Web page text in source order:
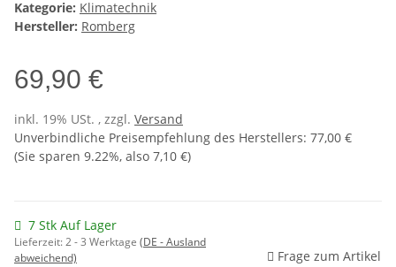
Kategorie: Klimatechnik
Hersteller: Romberg
69,90 €
inkl. 19% USt. , zzgl. Versand
Unverbindliche Preisempfehlung des Herstellers: 77,00 €
(Sie sparen 9.22%, also 7,10 €)
7 Stk Auf Lager
Lieferzeit:2 - 3 Werktage (DE - Ausland
abweichend)
Frage zum Artikel